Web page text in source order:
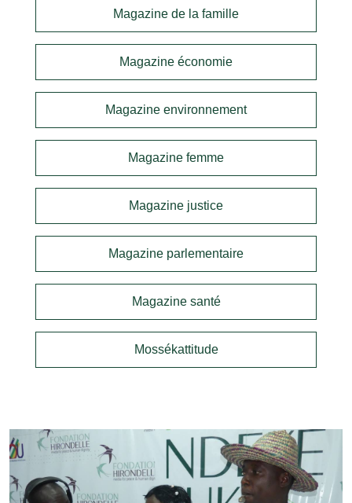
Magazine de la famille
Magazine économie
Magazine environnement
Magazine femme
Magazine justice
Magazine parlementaire
Magazine santé
Mossékattitude